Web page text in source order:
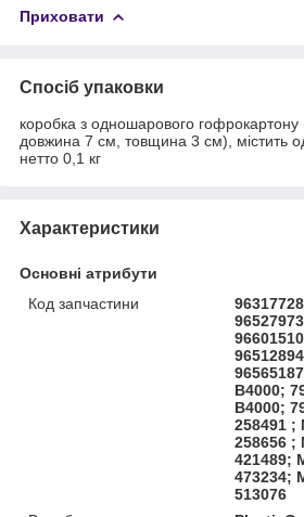
Приховати
Спосіб упаковки
коробка з одношарового
довжина 7 см, товщина 3 см), містить
нетто 0,1 кг
Характеристики
Основні атрибути
Код запчастини
B4000;
B4000;
258491 ;
258656 ;
421489;
473234;
513076